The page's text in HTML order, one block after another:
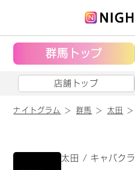
群馬トップ
店舗トップ
ナイトグラム 群馬 太田
太田 / キャバクラ